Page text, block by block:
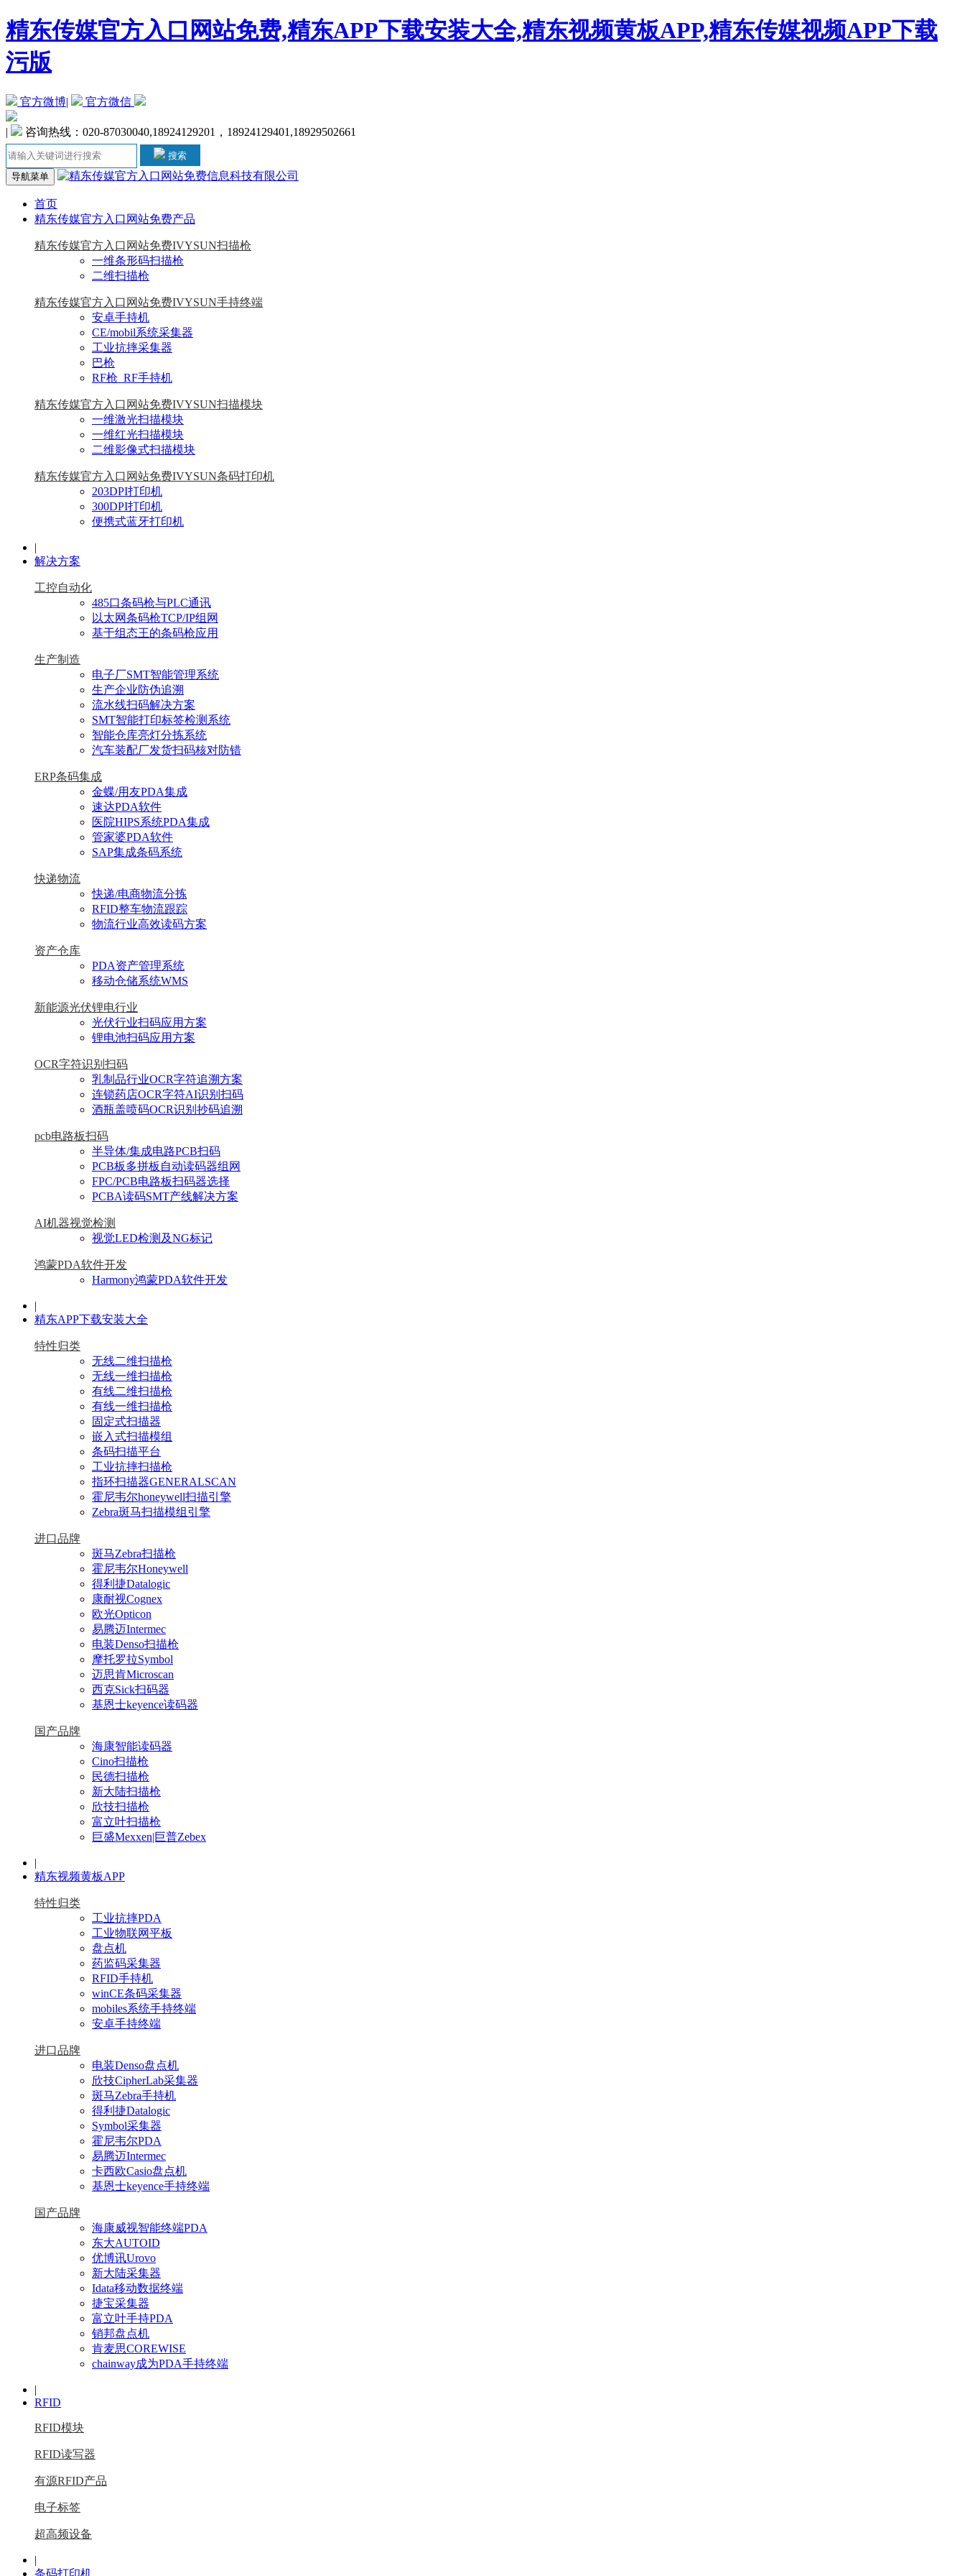
精东传媒官方入口网站免费,精东APP下载安装大全,精东视频黄板APP,精东传媒视频APP下载
污版
官方微博| 官方微信
| 咨询热线：020-87030040,18924129201，18924129401,18929502661
搜索
导航菜单
首页
精东传媒官方入口网站免费产品
精东传媒官方入口网站免费IVYSUN扫描枪
一维条形码扫描枪
二维扫描枪
精东传媒官方入口网站免费IVYSUN手持终端
安卓手持机
CE/mobil系统采集器
工业抗摔采集器
巴枪
RF枪_RF手持机
精东传媒官方入口网站免费IVYSUN扫描模块
一维激光扫描模块
一维红光扫描模块
二维影像式扫描模块
精东传媒官方入口网站免费IVYSUN条码打印机
203DPI打印机
300DPI打印机
便携式蓝牙打印机
|
解决方案
工控自动化
485口条码枪与PLC通讯
以太网条码枪TCP/IP组网
基于组态王的条码枪应用
生产制造
电子厂SMT智能管理系统
生产企业防伪追溯
流水线扫码解决方案
SMT智能打印标签检测系统
智能仓库亮灯分拣系统
汽车装配厂发货扫码核对防错
ERP条码集成
金蝶/用友PDA集成
速达PDA软件
医院HIPS系统PDA集成
管家婆PDA软件
SAP集成条码系统
快递物流
快递/电商物流分拣
RFID整车物流跟踪
物流行业高效读码方案
资产仓库
PDA资产管理系统
移动仓储系统WMS
新能源光伏锂电行业
光伏行业扫码应用方案
锂电池扫码应用方案
OCR字符识别扫码
乳制品行业OCR字符追溯方案
连锁药店OCR字符AI识别扫码
酒瓶盖喷码OCR识别抄码追溯
pcb电路板扫码
半导体/集成电路PCB扫码
PCB板多拼板自动读码器组网
FPC/PCB电路板扫码器选择
PCBA读码SMT产线解决方案
AI机器视觉检测
视觉LED检测及NG标记
鸿蒙PDA软件开发
Harmony鸿蒙PDA软件开发
|
精东APP下载安装大全
特性归类
无线二维扫描枪
无线一维扫描枪
有线二维扫描枪
有线一维扫描枪
固定式扫描器
嵌入式扫描模组
条码扫描平台
工业抗摔扫描枪
指环扫描器GENERALSCAN
霍尼韦尔honeywell扫描引擎
Zebra斑马扫描模组引擎
进口品牌
斑马Zebra扫描枪
霍尼韦尔Honeywell
得利捷Datalogic
康耐视Cognex
欧光Opticon
易腾迈Intermec
电装Denso扫描枪
摩托罗拉Symbol
迈思肯Microscan
西克Sick扫码器
基恩士keyence读码器
国产品牌
海康智能读码器
Cino扫描枪
民德扫描枪
新大陆扫描枪
欣技扫描枪
富立叶扫描枪
巨盛Mexxen|巨普Zebex
|
精东视频黄板APP
特性归类
工业抗摔PDA
工业物联网平板
盘点机
药监码采集器
RFID手持机
winCE条码采集器
mobiles系统手持终端
安卓手持终端
进口品牌
电装Denso盘点机
欣技CipherLab采集器
斑马Zebra手持机
得利捷Datalogic
Symbol采集器
霍尼韦尔PDA
易腾迈Intermec
卡西欧Casio盘点机
基恩士keyence手持终端
国产品牌
海康威视智能终端PDA
东大AUTOID
优博讯Urovo
新大陆采集器
Idata移动数据终端
捷宝采集器
富立叶手持PDA
销邦盘点机
肯麦思COREWISE
chainway成为PDA手持终端
|
RFID
RFID模块
RFID读写器
有源RFID产品
电子标签
超高频设备
|
条码打印机